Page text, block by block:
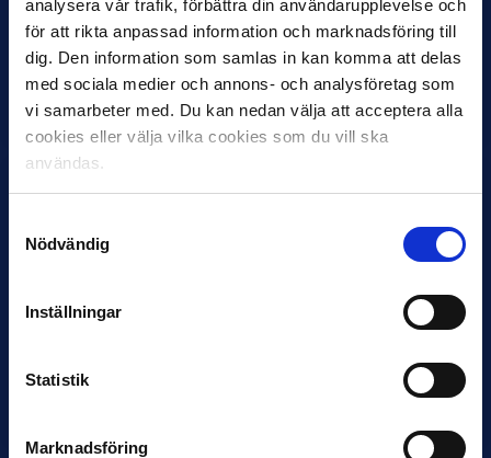
analysera vår trafik, förbättra din användarupplevelse och
för att rikta anpassad information och marknadsföring till
dig. Den information som samlas in kan komma att delas
med sociala medier och annons- och analysföretag som
vi samarbeter med. Du kan nedan välja att acceptera alla
cookies eller välja vilka cookies som du vill ska
användas.
Nödvändig
Inställningar
Statistik
Marknadsföring
Favorit i repris för Sirius i maj
Samma vinnare som i…
VM-spelare med förflutet i Allsvenskan
och Superettan
Bosnien & Hercegovina Armin Gigovic — Helsingborgs IF
Dennis Hadžikadunić — Malmö FF / Trelleborg FF